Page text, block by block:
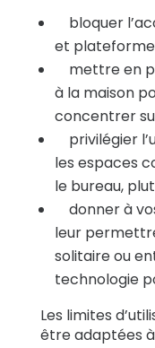
bloquer
et
mettre en
à la maison
concentrer
privilégier
les espaces
le bureau,
donner à
leur
solitaire ou
technologie
Les limites
être adaptées à